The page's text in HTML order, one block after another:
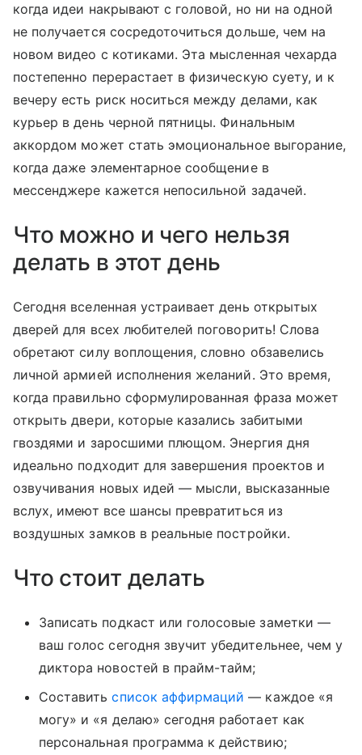
когда идеи накрывают с головой, но ни на одной
не получается сосредоточиться дольше, чем на
новом видео с котиками. Эта мысленная чехарда
постепенно перерастает в физическую суету, и к
вечеру есть риск носиться между делами, как
курьер в день черной пятницы. Финальным
аккордом может стать эмоциональное выгорание,
когда даже элементарное сообщение в
мессенджере кажется непосильной задачей.
Что можно и чего нельзя
делать в этот день
Сегодня вселенная устраивает день открытых
дверей для всех любителей поговорить! Слова
обретают силу воплощения, словно обзавелись
личной армией исполнения желаний. Это время,
когда правильно сформулированная фраза может
открыть двери, которые казались забитыми
гвоздями и заросшими плющом. Энергия дня
идеально подходит для завершения проектов и
озвучивания новых идей — мысли, высказанные
вслух, имеют все шансы превратиться из
воздушных замков в реальные постройки.
Что стоит делать
Записать подкаст или голосовые заметки —
ваш голос сегодня звучит убедительнее, чем у
диктора новостей в прайм-тайм;
Составить список аффирмаций — каждое «я
могу» и «я делаю» сегодня работает как
персональная программа к действию;